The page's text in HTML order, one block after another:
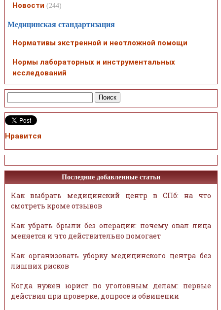
Новости (244)
Медицинская стандартизация
Нормативы экстренной и неотложной помощи
Нормы лабораторных и инструментальных
исследований
Нравится
Последние добавленные статьи
Как выбрать медицинский центр в СПб: на что
смотреть кроме отзывов
Как убрать брыли без операции: почему овал лица
меняется и что действительно помогает
Как организовать уборку медицинского центра без
лишних рисков
Когда нужен юрист по уголовным делам: первые
действия при проверке, допросе и обвинении